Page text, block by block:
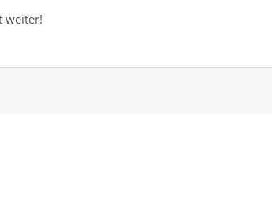
weiter!